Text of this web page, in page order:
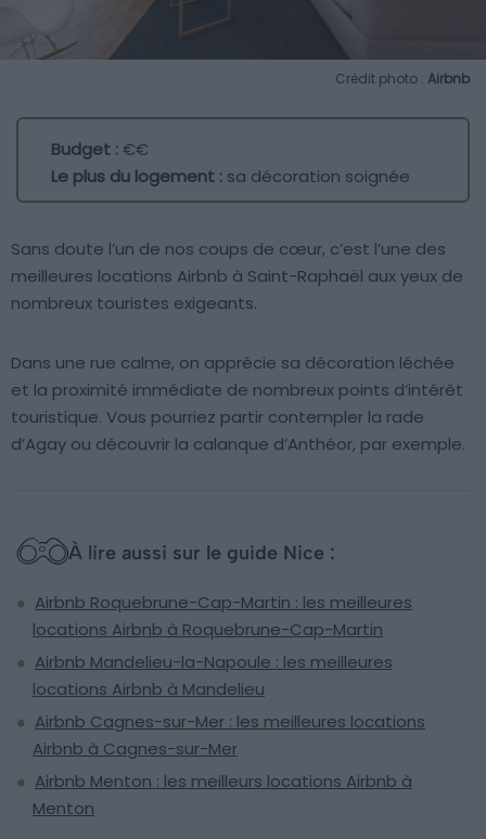
Crédit photo : Airbnb
Budget :€€
Le plus du logement : sa décoration soignée
Sans doute l’un de nos coups de cœur, c’est l’une des
meilleures locations Airbnb à Saint-Raphaël aux yeux de
nombreux touristes exigeants.
Dans une rue calme, on apprécie sa décoration léchée
et la proximité immédiate de nombreux points d’intérêt
touristique. Vous pourriez partir contempler la rade
d’Agay ou découvrir la calanque d’Anthéor, par exemple.
À lire aussi sur le guide Nice :
Airbnb Roquebrune-Cap-Martin : les meilleures
locations Airbnb à Roquebrune-Cap-Martin
Airbnb Mandelieu-la-Napoule : les meilleures
locations Airbnb à Mandelieu
Airbnb Cagnes-sur-Mer : les meilleures locations
Airbnb à Cagnes-sur-Mer
Airbnb Menton : les meilleurs locations Airbnb à
Menton